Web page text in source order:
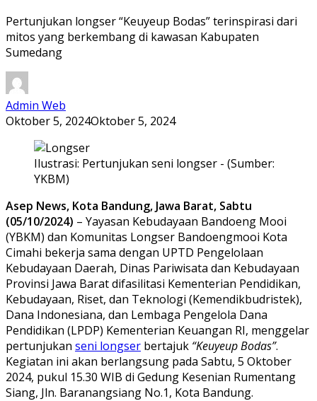
Pertunjukan longser “Keuyeup Bodas” terinspirasi dari
mitos yang berkembang di kawasan Kabupaten
Sumedang
Admin Web
Oktober 5, 2024Oktober 5, 2024
Ilustrasi: Pertunjukan seni longser - (Sumber:
YKBM)
Asep News, Kota Bandung, Jawa Barat, Sabtu
(05/10/2024) – Yayasan Kebudayaan Bandoeng Mooi
(YBKM) dan Komunitas Longser Bandoengmooi Kota
Cimahi bekerja sama dengan UPTD Pengelolaan
Kebudayaan Daerah, Dinas Pariwisata dan Kebudayaan
Provinsi Jawa Barat difasilitasi Kementerian Pendidikan,
Kebudayaan, Riset, dan Teknologi (Kemendikbudristek),
Dana Indonesiana, dan Lembaga Pengelola Dana
Pendidikan (LPDP) Kementerian Keuangan RI, menggelar
pertunjukan seni longser bertajuk “Keuyeup Bodas”.
Kegiatan ini akan berlangsung pada Sabtu, 5 Oktober
2024, pukul 15.30 WIB di Gedung Kesenian Rumentang
Siang, Jln. Baranangsiang No.1, Kota Bandung.